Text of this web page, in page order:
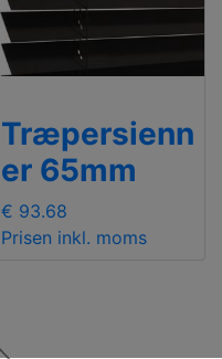
Træpersienn
er 65mm
€ 93.68
Prisen inkl. moms